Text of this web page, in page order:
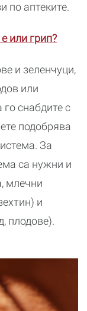
по аптеките.
или грип?
и зеленчуци,
или
го снабдите с
подобрява
За
са нужни и
млечни
и
плодове).